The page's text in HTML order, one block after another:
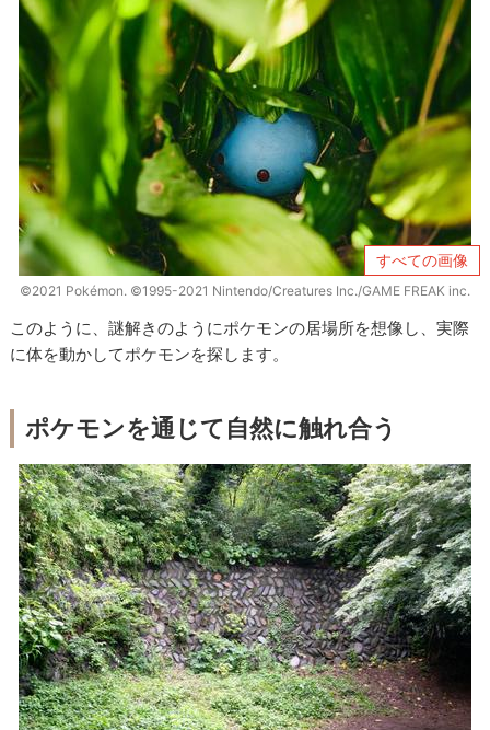
すべての画像
©2021 Pokémon. ©1995-2021 Nintendo/Creatures Inc./GAME FREAK inc.
このように、謎解きのようにポケモンの居場所を想像し、実際
に体を動かしてポケモンを探します。
ポケモンを通じて自然に触れ合う